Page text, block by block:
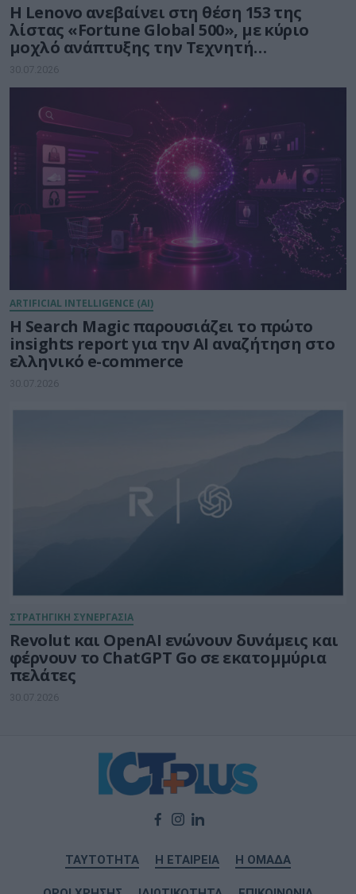
Η Lenovo ανεβαίνει στη θέση 153 της
λίστας «Fortune Global 500», με κύριο
μοχλό ανάπτυξης την Τεχνητή
Νοημοσύνη
30.07.2026
ARTIFICIAL INTELLIGENCE (AI)
Η Search Magic παρουσιάζει το πρώτο
insights report για την AI αναζήτηση στο
ελληνικό e-commerce
30.07.2026
ΣΤΡΑΤΗΓΙΚΗ ΣΥΝΕΡΓΑΣΙΑ
Revolut και OpenAI ενώνουν δυνάμεις και
φέρνουν το ChatGPT Go σε εκατομμύρια
πελάτες
30.07.2026
ΤΑΥΤΟΤΗΤΑ Η ΕΤΑΙΡΕΙΑ Η ΟΜΑΔΑ